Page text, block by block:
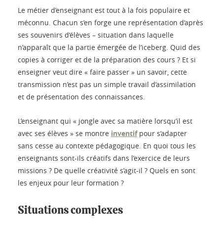
Le métier d’enseignant est tout à la fois populaire et
méconnu. Chacun s’en forge une représentation d’après
ses souvenirs d’élèves – situation dans laquelle
n’apparaît que la partie émergée de l’iceberg. Quid des
copies à corriger et de la préparation des cours ? Et si
enseigner veut dire « faire passer » un savoir, cette
transmission n’est pas un simple travail d’assimilation
et de présentation des connaissances.
L’enseignant qui « jongle avec sa matière lorsqu’il est
avec ses élèves » se montre inventifpour s’adapter
sans cesse au contexte pédagogique. En quoi tous les
enseignants sont-ils créatifs dans l’exercice de leurs
missions ? De quelle créativité s’agit-il ? Quels en sont
les enjeux pour leur formation ?
Situations complexes